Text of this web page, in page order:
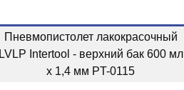
Пневмопистолет лакокрасочный
LVLP Intertool - верхний бак 600 мл
x 1,4 мм PT-0115